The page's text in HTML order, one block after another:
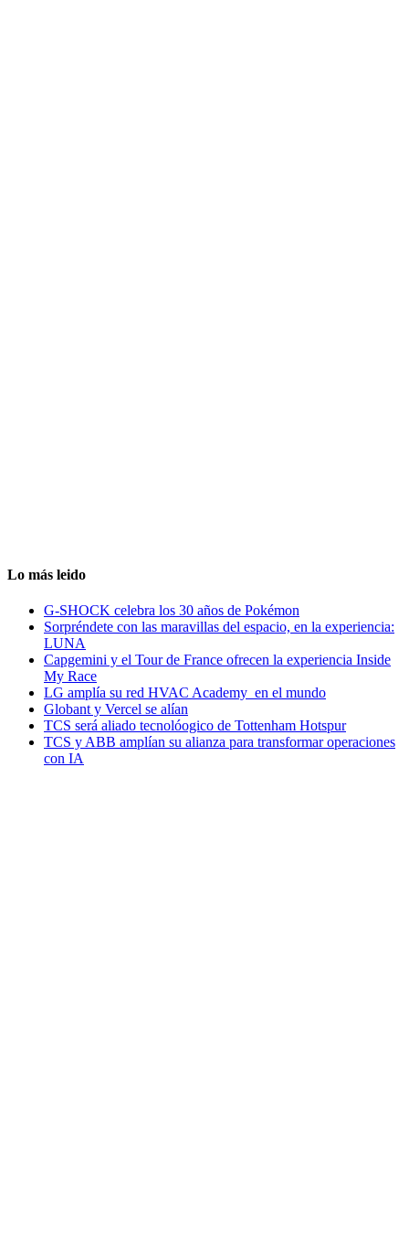
Lo más leido
G-SHOCK celebra los 30 años de Pokémon
Sorpréndete con las maravillas del espacio, en la experiencia:
LUNA
Capgemini y el Tour de France ofrecen la experiencia Inside
My Race
LG amplía su red HVAC Academy en el mundo
Globant y Vercel se alían
TCS será aliado tecnolóogico de Tottenham Hotspur
TCS y ABB amplían su alianza para transformar operaciones
con IA